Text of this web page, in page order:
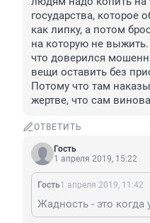
государства, которое
как липку, а потом
на которую не
что доверился
вещи оставить без
Потому что там
жертве, что сам
ОТВЕТИТЬ
Гость
1 апреля 2019, 15:22
Гость1 апреля 2019, 11:42